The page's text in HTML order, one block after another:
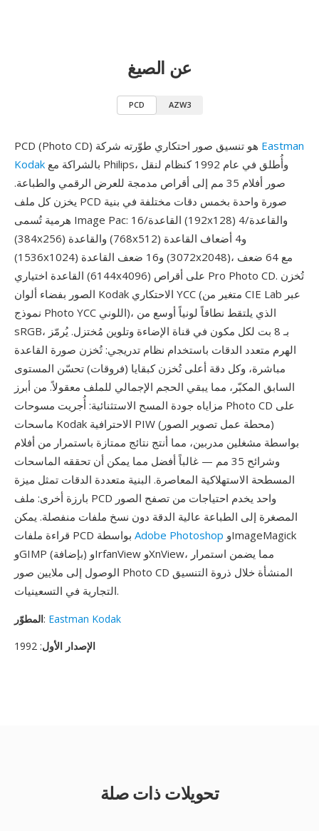
عن الصيغ
PCD AZW3
Eastman
Kodak
صور أفلام 35 مم إلى أقراص مدمجة للعرض الرقمي والطباعة.
يخزن كل ملف PCD صورة واحدة بخمس دقات مختلفة في بنية
هرمية تُسمى Image Pac: القاعدة/16 (192x128) والقاعدة/4
(384x256) والقاعدة (768x512) و4 أضعاف القاعدة
(1536x1024) و16 ضعف القاعدة (3072x2048)، مع 64 ضعف
القاعدة اختياري (6144x4096) على أقراص Pro Photo CD. تُخزن
الصور بفضاء ألوان Kodak الاحتكاري YCC (متغير من CIE Lab عبر
نموذج Photo YCC اللوني)، الذي يلتقط نطاقاً لونياً أوسع من
sRGB، بـ 8 بت لكل مكون في قناة الإضاءة وتلوين مُختزل. يُرمّز
الهرم متعدد الدقات باستخدام نظام تدريجي: تُخزن صورة القاعدة
مباشرة، وكل دقة أعلى تُخزن كبقايا (فروقات) تحسّن المستوى
السابق المكبّر، مما يبقي الحجم الإجمالي للملف معقولاً. من أبرز
مزاياه جودة المسح الاستثنائية: أُجريت مسوحات Photo CD على
ماسحات Kodak الاحترافية PIW (محطة عمل تصوير الصور)
بواسطة مشغلين مدربين، مما أنتج نتائج ممتازة باستمرار من أفلام
وشرائح 35 مم — غالباً أفضل مما يمكن أن تحققه الماسحات
المسطحة الاستهلاكية المعاصرة. البنية متعددة الدقات تمثل ميزة
بارزة أخرى: ملف PCD واحد يخدم احتياجات من تصفح الصور
المصغرة إلى الطباعة عالية الدقة دون نسخ ملفات منفصلة. يمكن
Adobe Photoshop
وGIMP (بإضافة) وIrfanView وXnView، مما يضمن استمرار
الوصول إلى ملايين صور Photo CD المنشأة خلال ذروة التنسيق
التجارية في التسعينيات.
المطوّر: Eastman Kodak
الإصدار الأول: 1992
تحويلات ذات صلة